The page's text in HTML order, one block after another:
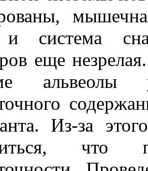
и система
еще
Из-за
что